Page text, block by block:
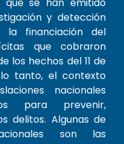
que se han emitido
y detección
financiación del
que cobraron
los hechos del 11 de
tanto, el contexto
nacionales
para prevenir,
delitos. Algunas de
son las